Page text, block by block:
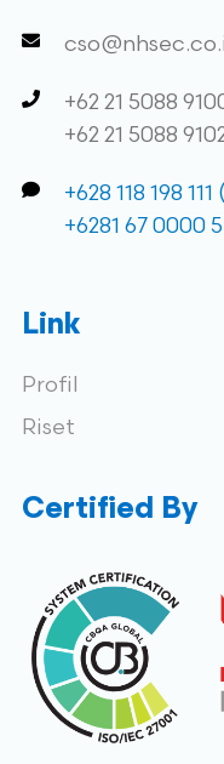
+62 21 5088
+62 21 5088
+628 118 198
+6281 67
Link
Profil
Riset
Certified By